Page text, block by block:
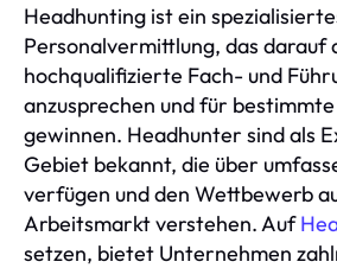
Headhunting ist ein
Personalvermittlung, das darauf
hochqualifizierte Fach- und
anzusprechen und für
gewinnen. Headhunter sind als
Gebiet bekannt, die über
verfügen und den Wettbewerb
Arbeitsmarkt verstehen. Auf
setzen, bietet Unternehmen